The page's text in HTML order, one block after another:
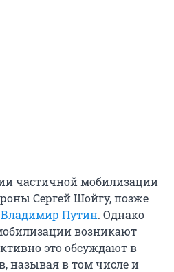
частичной мобилизации
Сергей Шойгу, позже
Владимир Путин. Однако
возникают
это обсуждают в
называя в том числе и